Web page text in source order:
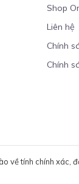
Shop
Liên hệ
Chính
Chính
tính chính xác,